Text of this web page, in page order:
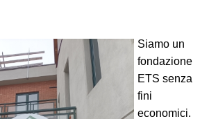
Siamo un
fondazione
ETS senza
fini
economici.